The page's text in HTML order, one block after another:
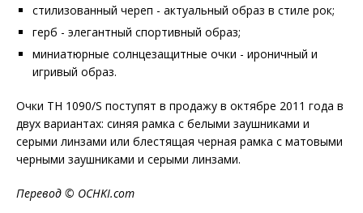
стилизованный череп - актуальный образ в стиле рок;
герб - элегантный спортивный образ;
миниатюрные солнцезащитные очки - ироничный и
игривый образ.
Очки TH 1090/S поступят в продажу в октябре 2011 года в
двух вариантах: синяя рамка с белыми заушниками и
серыми линзами или блестящая черная рамка с матовыми
черными заушниками и серыми линзами.
Перевод © OCHKI.com